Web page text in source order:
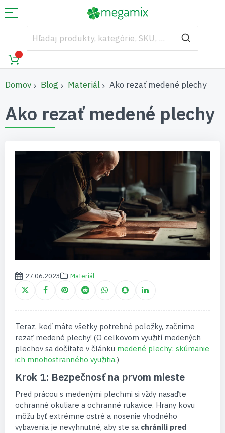
Domov Blog Materiál Ako rezať medené plechy
Ako rezať medené plechy
27.06.2023 Materiál
Teraz, keď máte všetky potrebné položky, začnime
rezať medené plechy! (O celkovom využití medených
plechov sa dočítate v článku medené plechy: skúmanie
ich mnohostranného využitia.)
Krok 1: Bezpečnosť na prvom mieste
Pred prácou s medenými plechmi si vždy nasaďte
ochranné okuliare a ochranné rukavice. Hrany kovu
môžu byť extrémne ostré a nosenie vhodného
vybavenia je nevyhnutné, aby ste sa chránili pred